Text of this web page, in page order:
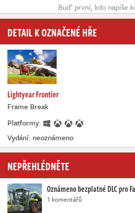
Buď první, kdo napíše
DETAIL K OZNAČENÉ HŘE
Lightyear Frontier
Frame Break
Platformy:
Vydání: neoznámeno
NEPŘEHLÉDNĚTE
Oznámeno bezplatné DLC pro
1 komentářů